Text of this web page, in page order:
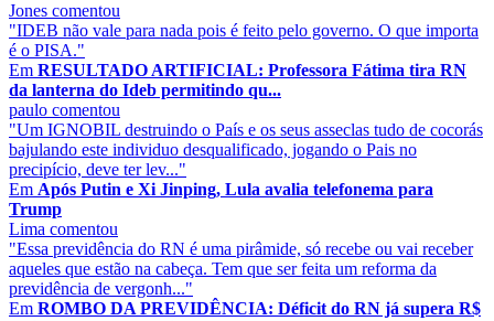
Jones comentou
"IDEB não vale para nada pois é feito pelo governo. O que importa
é o PISA."
Em RESULTADO ARTIFICIAL: Professora Fátima tira RN
da lanterna do Ideb permitindo qu...
paulo comentou
"Um IGNOBIL destruindo o País e os seus asseclas tudo de cocorás
bajulando este individuo desqualificado, jogando o Pais no
precipício, deve ter lev..."
Em Após Putin e Xi Jinping, Lula avalia telefonema para
Trump
Lima comentou
"Essa previdência do RN é uma pirâmide, só recebe ou vai receber
aqueles que estão na cabeça. Tem que ser feita um reforma da
previdência de vergonh..."
Em ROMBO DA PREVIDÊNCIA: Déficit do RN já supera R$